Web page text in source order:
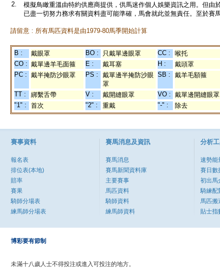
2.
模擬鳥瞰重溫由特約供應商提供，供馬迷作個人娛樂資訊之用。但
已盡一切努力務求有關資料盡可能準確，馬會就此並無責任。至於賽
請留意 : 所有馬匹資料是由1979-80馬季開始計算
B : 戴眼罩 BO : 只戴單邊眼罩 CC :
喉托
CO : 戴單邊羊毛面箍 E : 戴耳塞 H :
戴頭罩
PC : 戴半掩防沙眼罩 PS :
戴單邊半掩防沙眼
罩
SB : 戴羊毛額箍
TT : 綁繫舌帶 V : 戴開縫眼罩 VO : 戴單邊開縫眼罩
"1" :
首次 "2" : 重戴 "-" : 除去
賽事資料
報名表
排位表(本地)
賠率
賽果
騎師分場表
練馬師分場表
賽馬消息及資訊
賽馬消息
賽馬新聞資料庫
主要賽事
馬匹資料
騎師資料
練馬師資料
分析
速勢能
賽日數
初出馬
騎練配
馬匹搬
貼士指
博彩要有節制
未滿十八歲人士不得投注或進入可投注的地方。